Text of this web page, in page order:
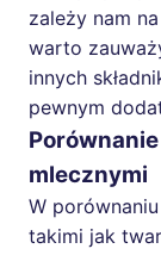
zależy nam
warto
innych
pewnym
mlecznymi
W
takimi jak